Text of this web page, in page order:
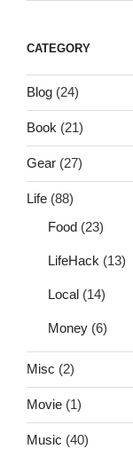
CATEGORY
Blog (24)
Book (21)
Gear (27)
Life (88)
Food (23)
LifeHack (13)
Local (14)
Money (6)
Misc (2)
Movie (1)
Music (40)